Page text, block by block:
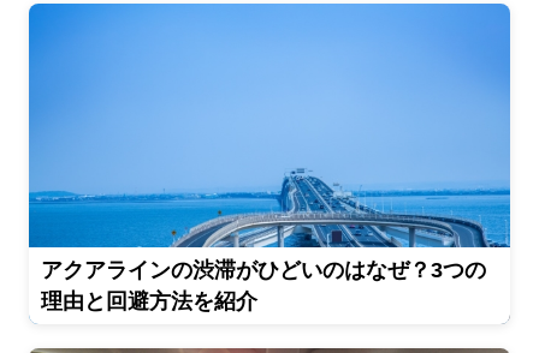
アクアラインの渋滞がひどいのはなぜ？3つの
理由と回避方法を紹介